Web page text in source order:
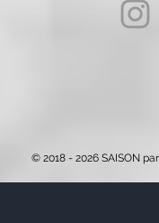
© 2018 - 2026 SAISON